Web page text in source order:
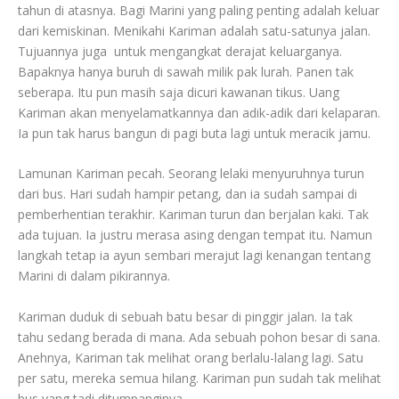
tahun di atasnya. Bagi Marini yang paling penting adalah keluar
dari kemiskinan. Menikahi Kariman adalah satu-satunya jalan.
Tujuannya juga untuk mengangkat derajat keluarganya.
Bapaknya hanya buruh di sawah milik pak lurah. Panen tak
seberapa. Itu pun masih saja dicuri kawanan tikus. Uang
Kariman akan menyelamatkannya dan adik-adik dari kelaparan.
Ia pun tak harus bangun di pagi buta lagi untuk meracik jamu.
Lamunan Kariman pecah. Seorang lelaki menyuruhnya turun
dari bus. Hari sudah hampir petang, dan ia sudah sampai di
pemberhentian terakhir. Kariman turun dan berjalan kaki. Tak
ada tujuan. Ia justru merasa asing dengan tempat itu. Namun
langkah tetap ia ayun sembari merajut lagi kenangan tentang
Marini di dalam pikirannya.
Kariman duduk di sebuah batu besar di pinggir jalan. Ia tak
tahu sedang berada di mana. Ada sebuah pohon besar di sana.
Anehnya, Kariman tak melihat orang berlalu-lalang lagi. Satu
per satu, mereka semua hilang. Kariman pun sudah tak melihat